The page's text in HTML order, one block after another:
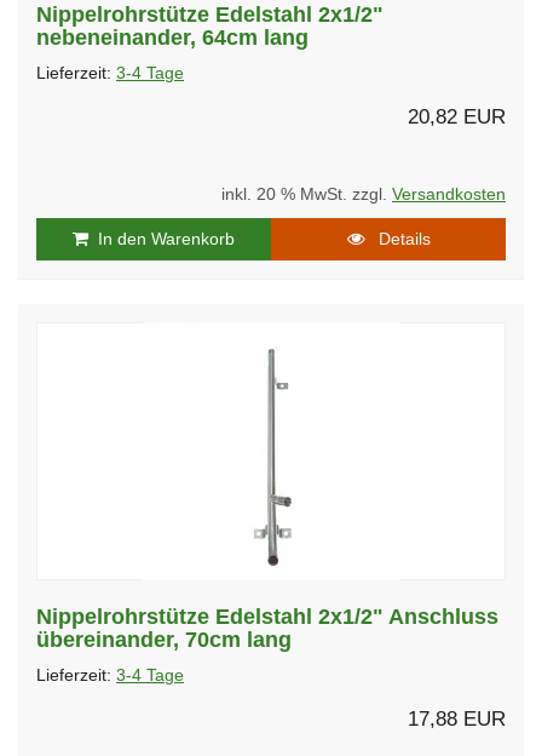
Nippelrohrstütze Edelstahl 2x1/2"
nebeneinander, 64cm lang
Lieferzeit: 3-4 Tage
20,82 EUR
inkl. 20 % MwSt. zzgl. Versandkosten
In den Warenkorb Details
Nippelrohrstütze Edelstahl 2x1/2" Anschluss
übereinander, 70cm lang
Lieferzeit: 3-4 Tage
17,88 EUR